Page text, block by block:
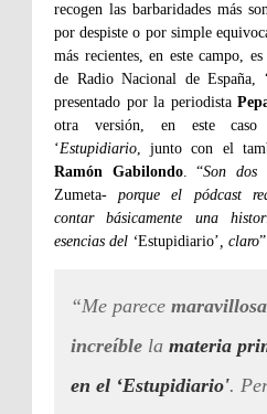
recogen las barbaridades más
por despiste o por simple
más recientes, en este campo,
de Radio Nacional de España,
presentado por la periodista
otra versión, en este caso
‘Estupidiario, junto con el
Ramón Gabilondo. “Son dos
Zumeta-porque el pódcast
contar básicamente una
esencias del ‘Estupidiario’, claro
“Me parece
increíble la materia
en el ‘Estupidiario'.